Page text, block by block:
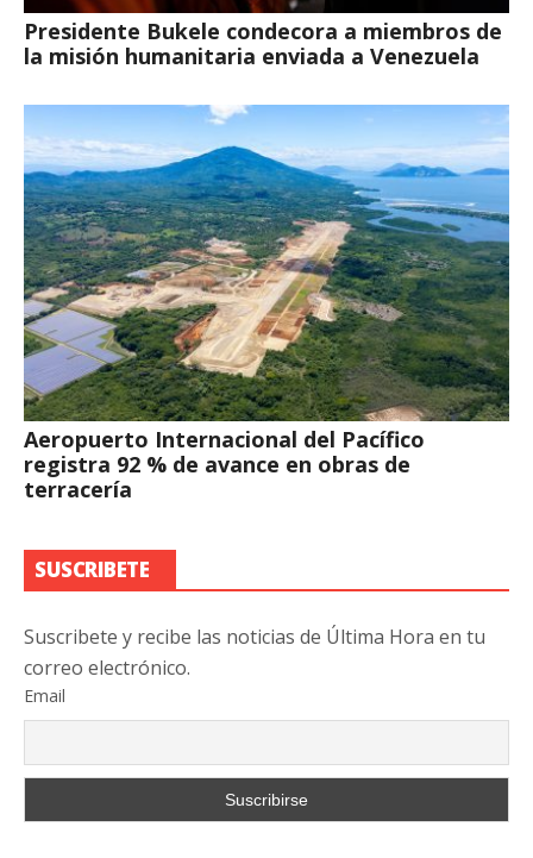
Presidente Bukele condecora a miembros de
la misión humanitaria enviada a Venezuela
Aeropuerto Internacional del Pacífico
registra 92 % de avance en obras de
terracería
SUSCRIBETE
Suscribete y recibe las noticias de Última Hora en tu
correo electrónico.
Email